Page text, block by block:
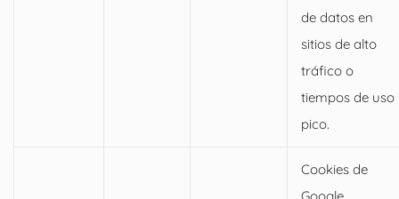
de datos en
sitios de alto
tráfico o
tiempos de uso
pico.
Cookies de